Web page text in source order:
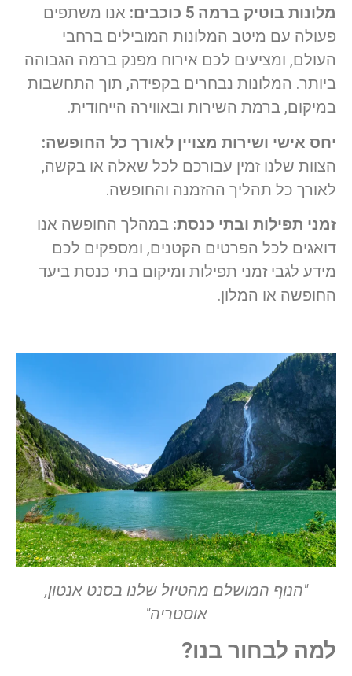
מלונות בוטיק ברמה 5 כוכבים:
אנו משתפים
פעולה עם מיטב המלונות המובילים ברחבי
העולם, ומציעים לכם אירוח מפנק ברמה הגבוהה
ביותר. המלונות נבחרים בקפידה, תוך התחשבות
במיקום, ברמת השירות ובאווירה הייחודית.
יחס אישי ושירות מצויין לאורך כל החופשה:
הצוות שלנו זמין עבורכם לכל שאלה או בקשה,
לאורך כל תהליך ההזמנה והחופשה.
זמני תפילות ובתי כנסת: במהלך החופשה אנו
דואגים לכל הפרטים הקטנים, ומספקים לכם
מידע לגבי זמני תפילות ומיקום בתי כנסת ביעד
החופשה או המלון.
"הנוף המושלם מהטיול שלנו בסנט אנטון,
אוסטריה"
למה לבחור בנו?